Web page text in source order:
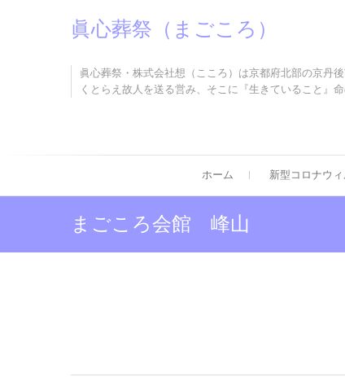
眞心葬祭（まごころ）
眞心葬祭・株式会社想（こころ）は京都府北部の京丹
くとらえ故人を送る営み、そこに『生きていること』
ホーム 新型コロナウ
まごころ会館 峰山